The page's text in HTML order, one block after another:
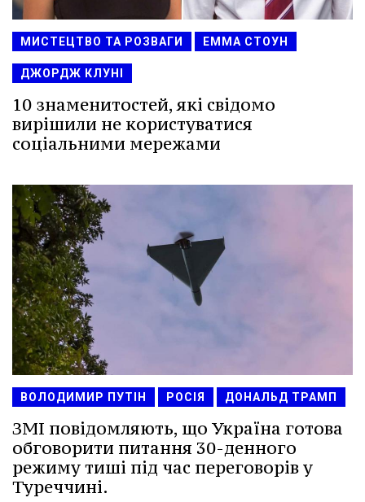
МИСТЕЦТВО ТА РОЗВАГИ ЕММА СТОУН
ДЖОРДЖ КЛУНІ
10 знаменитостей, які свідомо
вирішили не користуватися
соціальними мережами
ВОЛОДИМИР ПУТІН РОСІЯ ДОНАЛЬД ТРАМП
ЗМІ повідомляють, що Україна готова
обговорити питання 30-денного
режиму тиші під час переговорів у
Туреччині.